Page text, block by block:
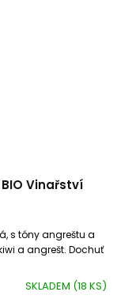
Vinařství
SKLADEM (18 KS)
s tóny angreštu a
a angrešt. Dochuť